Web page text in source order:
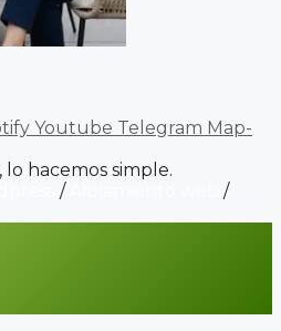
Youtube Telegram Map-
hacemos simple.
/
/